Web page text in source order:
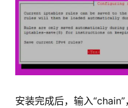
安装完成后，输入“chain”